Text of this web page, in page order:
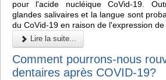
pour l'acide nucléique CoVid-19.
glandes salivaires et la langue sont
du CoVid-19 en raison de l'expression de
Lire la suite...
Comment pourrons-nous
dentaires après COVID-19?